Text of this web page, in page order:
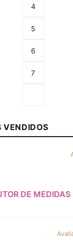
4
5
6
7
VENDIDOS
DE MEDIDAS